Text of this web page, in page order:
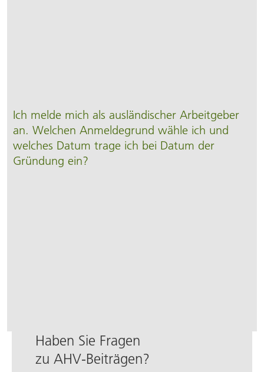
Ich melde mich als ausländischer Arbeit­geber
an. Welchen Anmeldegrund wähle ich und
welches Datum trage ich bei Datum der
Gründung ein?­
Haben Sie Fragen
zu AHV‑Beiträgen?